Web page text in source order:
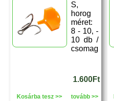
S,
horog
méret:
8 - 10, -
10 db /
csomag
1.600Ft
Kosárba tesz >> tovább >>